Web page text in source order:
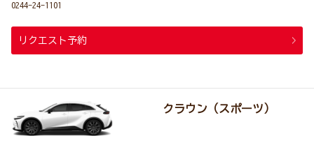
0244-24-1101
リクエスト予約
クラウン（スポーツ）